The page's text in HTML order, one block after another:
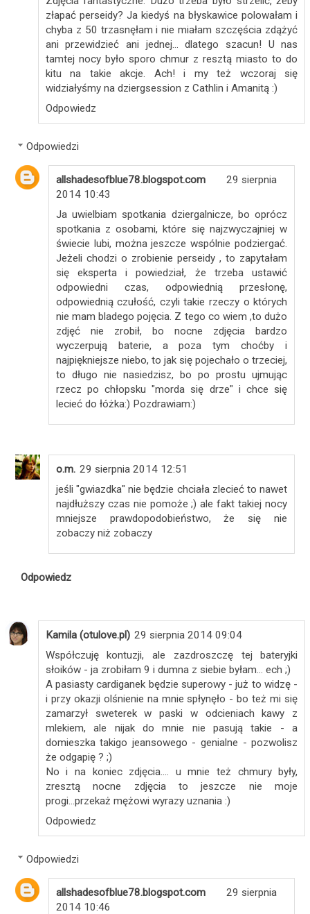
złapać perseidy? Ja kiedyś na błyskawice polowałam i
chyba z 50 trzasnęłam i nie miałam szczęścia zdążyć
ani przewidzieć ani jednej... dlatego szacun! U nas
tamtej nocy było sporo chmur z resztą miasto to do
kitu na takie akcje. Ach! i my też wczoraj się
widziałyśmy na dziergsession z Cathlin i Amanitą :)
Odpowiedz
Odpowiedzi
allshadesofblue78.blogspot.com
29 sierpnia
2014 10:43
Ja uwielbiam spotkania dziergalnicze, bo oprócz
spotkania z osobami, które się najzwyczajniej w
świecie lubi, można jeszcze wspólnie podziergać.
Jeżeli chodzi o zrobienie perseidy , to zapytałam
się eksperta i powiedział, że trzeba ustawić
odpowiedni czas, odpowiednią przesłonę,
odpowiednią czułość, czyli takie rzeczy o których
nie mam bladego pojęcia. Z tego co wiem ,to dużo
zdjęć nie zrobił, bo nocne zdjęcia bardzo
wyczerpują baterie, a poza tym choćby i
najpiękniejsze niebo, to jak się pojechało o trzeciej,
to długo nie nasiedzisz, bo po prostu ujmując
rzecz po chłopsku "morda się drze" i chce się
lecieć do łóżka:) Pozdrawiam:)
o.m. 29 sierpnia 2014 12:51
jeśli "gwiazdka" nie będzie chciała zlecieć to nawet
najdłuższy czas nie pomoże ;) ale fakt takiej nocy
mniejsze prawdopodobieństwo, że się nie
zobaczy niż zobaczy
Odpowiedz
Kamila (otulove.pl) 29 sierpnia 2014 09:04
Współczuję kontuzji, ale zazdroszczę tej bateryjki
słoików - ja zrobiłam 9 i dumna z siebie byłam... ech ;)
A pasiasty cardiganek będzie superowy - już to widzę -
i przy okazji olśnienie na mnie spłynęło - bo też mi się
zamarzył sweterek w paski w odcieniach kawy z
mlekiem, ale nijak do mnie nie pasują takie - a
domieszka takigo jeansowego - genialne - pozwolisz
że odgapię ? ;)
No i na koniec zdjęcia.... u mnie też chmury były,
zresztą nocne zdjęcia to jeszcze nie moje
progi...przekaż mężowi wyrazy uznania :)
Odpowiedz
Odpowiedzi
allshadesofblue78.blogspot.com
29 sierpnia
2014 10:46